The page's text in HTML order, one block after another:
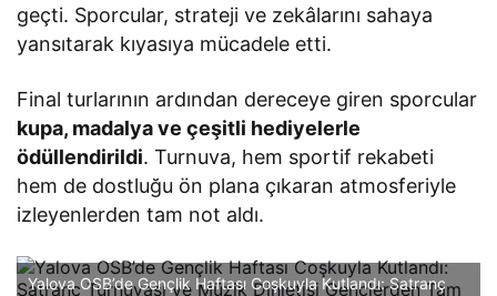
geçti. Sporcular, strateji ve zekâlarını sahaya
yansıtarak kıyasıya mücadele etti.
Final turlarının ardından dereceye giren sporcular
kupa, madalya ve çeşitli hediyelerle
ödüllendirildi. Turnuva, hem sportif rekabeti
hem de dostluğu ön plana çıkaran atmosferiyle
izleyenlerden tam not aldı.
Yalova OSB’de Gençlik Haftası Coşkuyla Kutlandı: Satranç